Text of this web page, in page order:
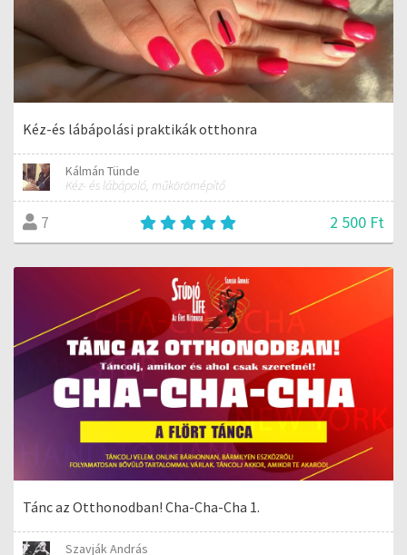
Kéz-és lábápolási praktikák otthonra
Kálmán Tünde
Kéz- és lábápoló, műkörömépítő
7 2 500 Ft
Tánc az Otthonodban! Cha-Cha-Cha 1.
Szavják András